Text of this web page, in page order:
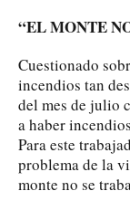
“EL MONTE
Cuestionado
incendios tan
del mes de julio
a haber
Para este
problema de la
monte no se